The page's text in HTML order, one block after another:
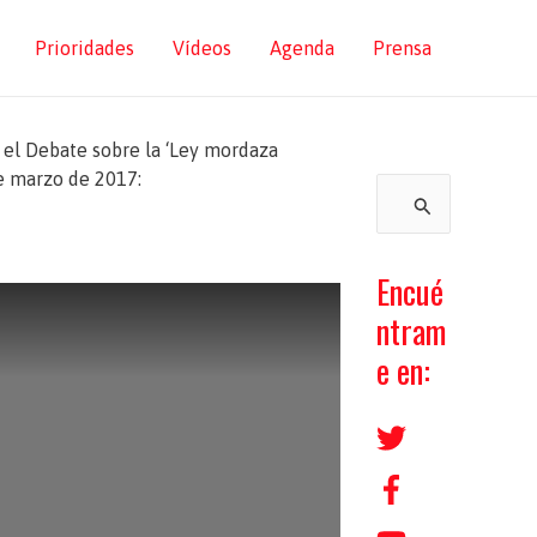
Prioridades Vídeos Agenda Prensa
Debate sobre la ‘Ley mordaza
marzo de 2017:
u
c
a
r
p
Encué
ntram
e en: